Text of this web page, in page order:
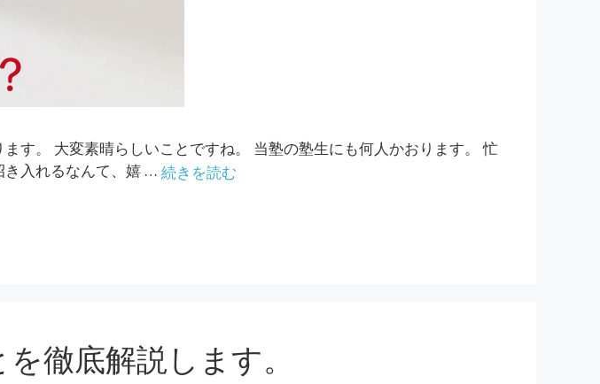
す。 大変素晴らしいことですね。 当塾の塾生にも何人かおります。 忙
き入れるなんて、嬉 … 続きを読む
徹底解説します。